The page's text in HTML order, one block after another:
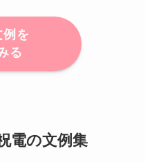
を
る
電の文例集